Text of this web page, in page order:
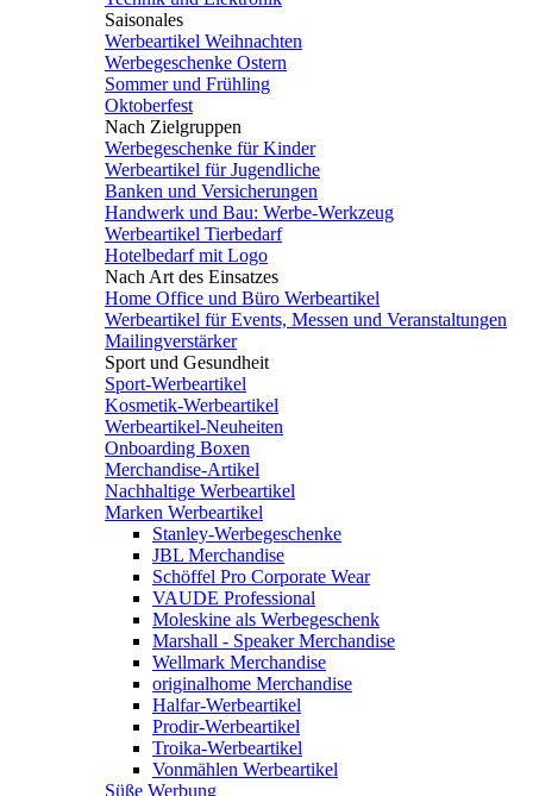
Saisonales
Werbeartikel Weihnachten
Werbegeschenke Ostern
Sommer und Frühling
Oktoberfest
Nach Zielgruppen
Werbegeschenke für Kinder
Werbeartikel für Jugendliche
Banken und Versicherungen
Handwerk und Bau: Werbe-Werkzeug
Werbeartikel Tierbedarf
Hotelbedarf mit Logo
Nach Art des Einsatzes
Home Office und Büro Werbeartikel
Werbeartikel für Events, Messen und Veranstaltungen
Mailingverstärker
Sport und Gesundheit
Sport-Werbeartikel
Kosmetik-Werbeartikel
Werbeartikel-Neuheiten
Onboarding Boxen
Merchandise-Artikel
Nachhaltige Werbeartikel
Marken Werbeartikel
Stanley-Werbegeschenke
JBL Merchandise
Schöffel Pro Corporate Wear
VAUDE Professional
Moleskine als Werbegeschenk
Marshall - Speaker Merchandise
Wellmark Merchandise
originalhome Merchandise
Halfar-Werbeartikel
Prodir-Werbeartikel
Troika-Werbeartikel
Vonmählen Werbeartikel
Süße Werbung